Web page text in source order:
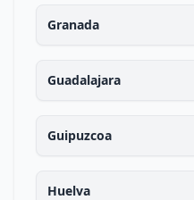
Granada
Guadalajara
Guipuzcoa
Huelva